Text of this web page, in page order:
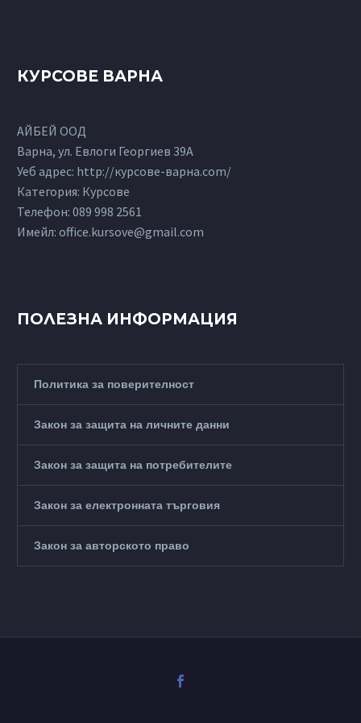
КУРСОВЕ ВАРНА
АЙБЕЙ ООД
Варна, ул. Евлоги Георгиев 39А
Уеб адрес: http://курсове-варна.com/
Категория: Курсове
Телефон: 089 998 2561
Имейл: office.kursove@gmail.com
ПОЛЕЗНА ИНФОРМАЦИЯ
Политика за поверителност
Закон за защита на личните данни
Закон за защита на потребителите
Закон за електронната търговия
Закон за авторското право